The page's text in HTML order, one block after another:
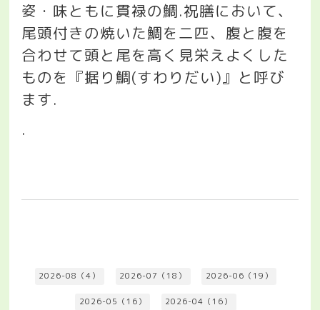
姿・味ともに貫禄の鯛.祝膳において、
尾頭付きの焼いた鯛を二匹、腹と腹を
合わせて頭と尾を高く見栄えよくした
ものを『据り鯛(すわりだい)』と呼び
ます.
.
2026-08（4） 2026-07（18） 2026-06（19）
2026-05（16） 2026-04（16）